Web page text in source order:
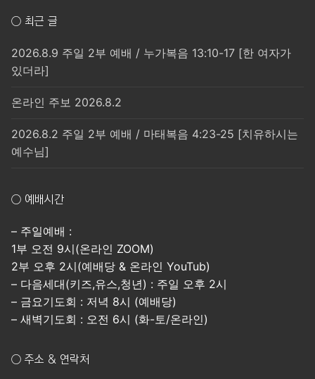
○ 최근 글
2026.8.9 주일 2부 예배 / 누가복음 13:10-17 [한 여자가
있더라]
온라인 주보 2026.8.2
2026.8.2 주일 2부 예배 / 마태복음 4:23-25 [치유하시는
예수님]
○ 예배시간
– 주일예배 :
1부 오전 9시(온라인 ZOOM)
2부 오후 2시(예배당 & 온라인 YouTub)
– 다음세대(키즈,유스,청년) : 주일 오후 2시
– 금요기도회 : 저녁 8시 (예배당)
– 새벽기도회 : 오전 6시 (화-토/온라인)
○ 주소 & 연락처